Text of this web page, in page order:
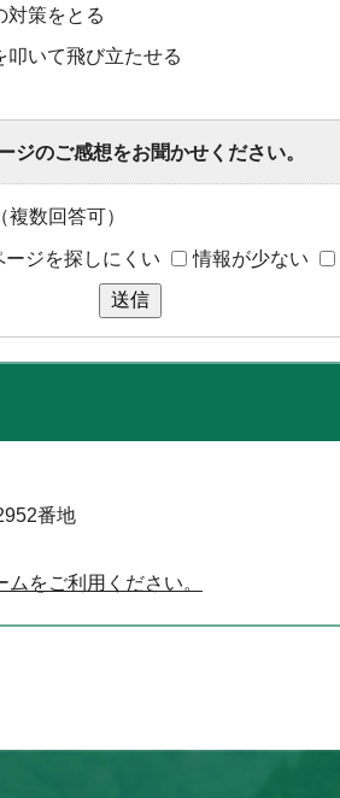
対策をとる
いて飛び立たせる
ジのご感想をお聞かせください。
数回答可）
ージを探しにくい 情報が少ない
送信
番地
をご利用ください。